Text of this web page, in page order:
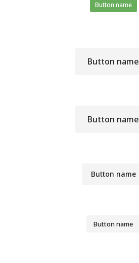
Button name
Button name
Button name
Button name
Button name